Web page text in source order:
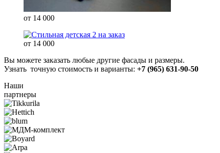
от 14 000
от 14 000
Вы можете заказать любые другие фасады и размеры.
Узнать точную стоимость и варианты: +7 (965) 631-90-50
Наши
партнеры